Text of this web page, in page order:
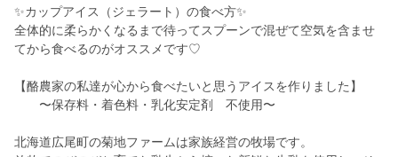
✨カップアイス（ジェラート）の食べ方✨
全体的に柔らかくなるまで待ってスプーンで混ぜて空気を含ませ
てから食べるのがオススメです♡
【酪農家の私達が心から食べたいと思うアイスを作りました】
〜保存料・着色料・乳化安定剤 不使用〜
北海道広尾町の菊地ファームは家族経営の牧場です。